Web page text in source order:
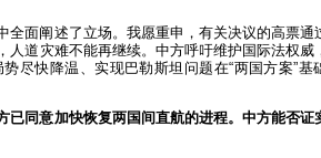
全面阐述了立场。我愿重申，有关决议的高票通
人道灾难不能再继续。中方呼吁维护国际法权威
尽快降温、实现巴勒斯坦问题在“两国方案”基
已同意加快恢复两国间直航的进程。中方能否证